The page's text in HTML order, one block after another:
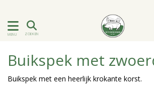
MENU ZOEKEN
Buikspek met
Buikspek met een heerlijk krokante korst.